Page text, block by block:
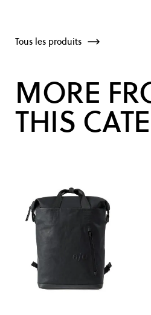
Tous les produits
MORE
THIS